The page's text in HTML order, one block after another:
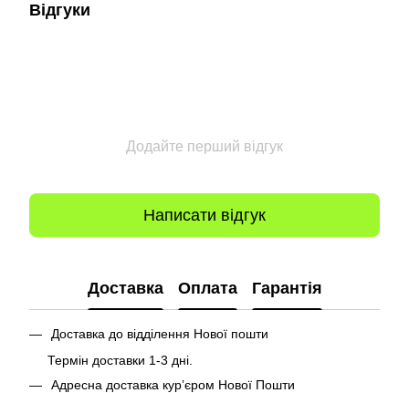
Відгуки
Додайте перший відгук
Написати відгук
Доставка Оплата Гарантія
Доставка до відділення Нової пошти
Термін доставки 1-3 дні.
Адресна доставка курʼєром Нової Пошти